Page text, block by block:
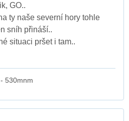
GO..
ty naše severní hory tohle
sníh přináší..
situaci pršet i tam..
530mnm